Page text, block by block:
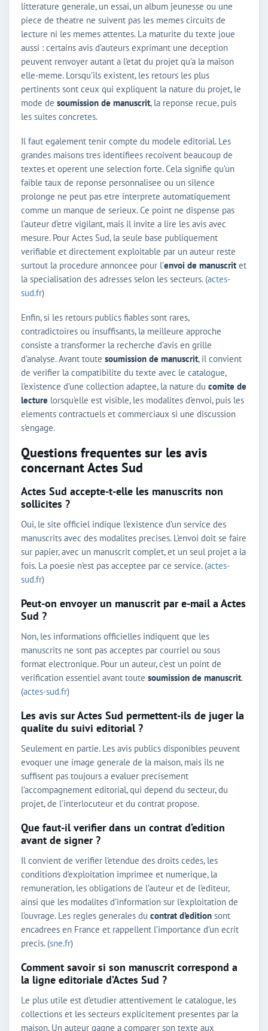
litterature generale, un essai, un album jeunesse ou une
piece de theatre ne suivent pas les memes circuits de
lecture ni les memes attentes. La maturite du texte joue
aussi : certains avis d’auteurs exprimant une deception
peuvent renvoyer autant a l’etat du projet qu’a la maison
elle-meme. Lorsqu’ils existent, les retours les plus
pertinents sont ceux qui expliquent la nature du projet, le
mode de soumission de manuscrit, la reponse recue, puis
les suites concretes.
Il faut egalement tenir compte du modele editorial. Les
grandes maisons tres identifiees recoivent beaucoup de
textes et operent une selection forte. Cela signifie qu’un
faible taux de reponse personnalisee ou un silence
prolonge ne peut pas etre interprete automatiquement
comme un manque de serieux. Ce point ne dispense pas
l’auteur d’etre vigilant, mais il invite a lire les avis avec
mesure. Pour Actes Sud, la seule base publiquement
verifiable et directement exploitable par un auteur reste
surtout la procedure annoncee pour l’envoi de manuscrit et
la specialisation des adresses selon les secteurs. (actes-
sud.fr)
Enfin, si les retours publics fiables sont rares,
contradictoires ou insuffisants, la meilleure approche
consiste a transformer la recherche d’avis en grille
d’analyse. Avant toute soumission de manuscrit, il convient
de verifier la compatibilite du texte avec le catalogue,
l’existence d’une collection adaptee, la nature du comite de
lecture lorsqu’elle est visible, les modalites d’envoi, puis les
elements contractuels et commerciaux si une discussion
s’engage.
Questions frequentes sur les avis
concernant Actes Sud
Actes Sud accepte-t-elle les manuscrits non
sollicites ?
Oui, le site officiel indique l’existence d’un service des
manuscrits avec des modalites precises. L’envoi doit se faire
sur papier, avec un manuscrit complet, et un seul projet a la
fois. La poesie n’est pas acceptee par ce service. (actes-
sud.fr)
Peut-on envoyer un manuscrit par e-mail a Actes
Sud ?
Non, les informations officielles indiquent que les
manuscrits ne sont pas acceptes par courriel ou sous
format electronique. Pour un auteur, c’est un point de
verification essentiel avant toute soumission de manuscrit.
(actes-sud.fr)
Les avis sur Actes Sud permettent-ils de juger la
qualite du suivi editorial ?
Seulement en partie. Les avis publics disponibles peuvent
evoquer une image generale de la maison, mais ils ne
suffisent pas toujours a evaluer precisement
l’accompagnement editorial, qui depend du secteur, du
projet, de l’interlocuteur et du contrat propose.
Que faut-il verifier dans un contrat d’edition
avant de signer ?
Il convient de verifier l’etendue des droits cedes, les
conditions d’exploitation imprimee et numerique, la
remuneration, les obligations de l’auteur et de l’editeur,
ainsi que les modalites d’information sur l’exploitation de
l’ouvrage. Les regles generales du contrat d’edition sont
encadrees en France et rappellent l’importance d’un ecrit
precis. (sne.fr)
Comment savoir si son manuscrit correspond a
la ligne editoriale d’Actes Sud ?
Le plus utile est d’etudier attentivement le catalogue, les
collections et les secteurs explicitement presentes par la
maison. Un auteur gagne a comparer son texte aux